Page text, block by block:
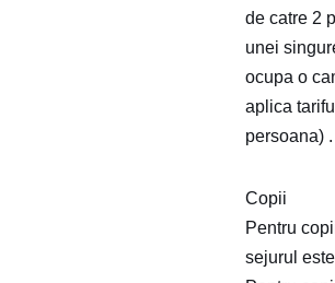
de catre 2
unei
ocupa o
aplica
persoana) .
Copii
Pentru
sejurul